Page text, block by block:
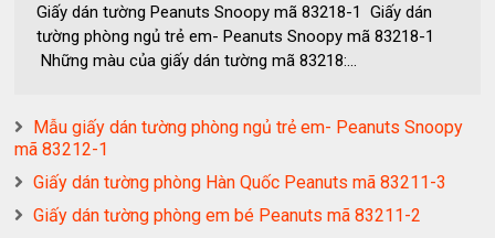
Giấy dán tường Peanuts Snoopy mã 83218-1 Giấy dán
tường phòng ngủ trẻ em- Peanuts Snoopy mã 83218-1
Những màu của giấy dán tường mã 83218:...
Mẫu giấy dán tường phòng ngủ trẻ em- Peanuts Snoopy
mã 83212-1
Giấy dán tường phòng Hàn Quốc Peanuts mã 83211-3
Giấy dán tường phòng em bé Peanuts mã 83211-2